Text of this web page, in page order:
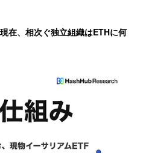
、相次ぐ独立組織はETHに何